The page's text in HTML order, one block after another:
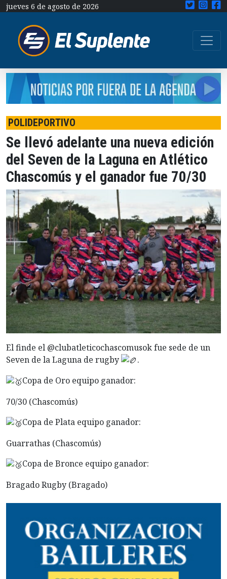
jueves 6 de agosto de 2026
POLIDEPORTIVO
Se llevó adelante una nueva edición
del Seven de la Laguna en Atlético
Chascomús y el ganador fue 70/30
El finde el @clubatleticochascomusok fue sede de un
Seven de la Laguna de rugby
.
Copa de Oro equipo ganador:
70/30 (Chascomús)
Copa de Plata equipo ganador:
Guarrathas (Chascomús)
Copa de Bronce equipo ganador:
Bragado Rugby (Bragado)